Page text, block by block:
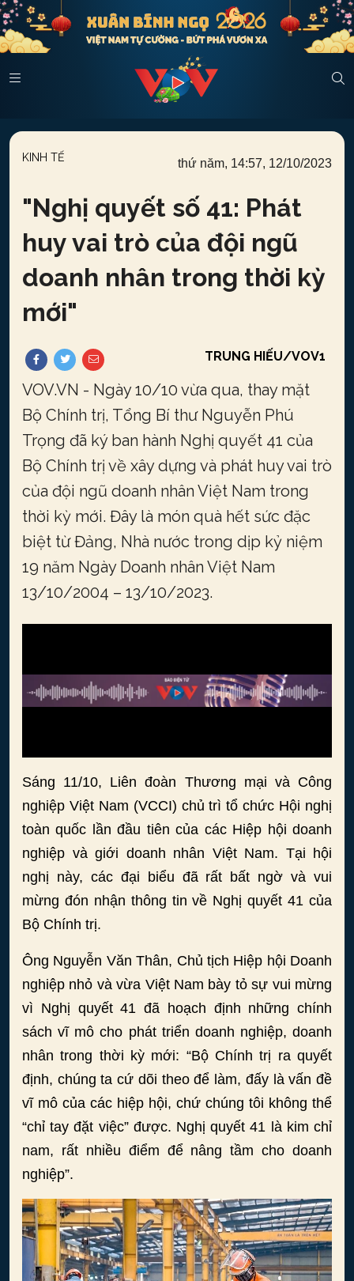
KINH TẾ thứ năm, 14:57, 12/10/2023
"Nghị quyết số 41: Phát
huy vai trò của đội ngũ
doanh nhân trong thời kỳ
mới"
TRUNG HIẾU/VOV1
VOV.VN - Ngày 10/10 vừa qua, thay mặt
Bộ Chính trị, Tổng Bí thư Nguyễn Phú
Trọng đã ký ban hành Nghị quyết 41 của
Bộ Chính trị về xây dựng và phát huy vai trò
của đội ngũ doanh nhân Việt Nam trong
thời kỳ mới. Đây là món quà hết sức đặc
biệt từ Đảng, Nhà nước trong dịp kỷ niệm
19 năm Ngày Doanh nhân Việt Nam
13/10/2004 – 13/10/2023.
Sáng 11/10, Liên đoàn Thương mại và Công
nghiệp Việt Nam (VCCI) chủ trì tổ chức Hội nghị
toàn quốc lần đầu tiên của các Hiệp hội doanh
nghiệp và giới doanh nhân Việt Nam. Tại hội
nghị này, các đại biểu đã rất bất ngờ và vui
mừng đón nhận thông tin về Nghị quyết 41 của
Bộ Chính trị.
Ông Nguyễn Văn Thân, Chủ tịch Hiệp hội Doanh
nghiệp nhỏ và vừa Việt Nam bày tỏ sự vui mừng
vì Nghị quyết 41 đã hoạch định những chính
sách vĩ mô cho phát triển doanh nghiệp, doanh
nhân trong thời kỳ mới: “Bộ Chính trị ra quyết
định, chúng ta cứ dõi theo để làm, đấy là vấn đề
vĩ mô của các hiệp hội, chứ chúng tôi không thể
“chỉ tay đặt việc” được. Nghị quyết 41 là kim chỉ
nam, rất nhiều điểm để nâng tầm cho doanh
nghiệp”.